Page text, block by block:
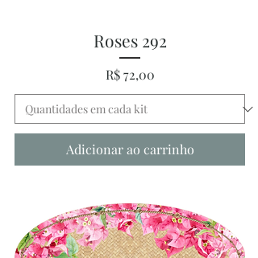
Roses 292
Preço
R$ 72,00
Adicionar ao carrinho